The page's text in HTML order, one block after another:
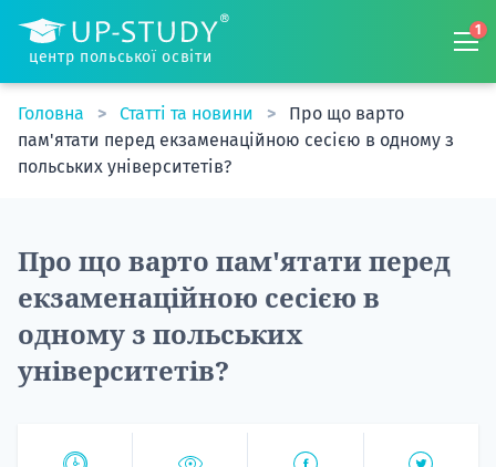
центр польської освіти
1
Головна Статті та новини
Про що варто
пам'ятати перед екзаменаційною сесією в одному з
польських університетів?
Про що варто пам'ятати перед
екзаменаційною сесією в
одному з польських
університетів?